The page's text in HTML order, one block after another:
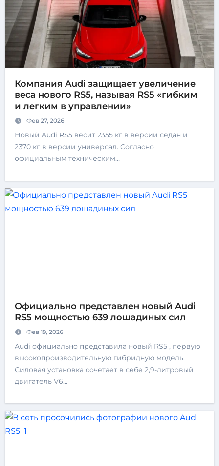
Компания Audi защищает увеличение
веса нового RS5, называя RS5 «гибким
и легким в управлении»
Фев 27, 2026
Новый Audi RS5 весит 2355 кг в версии седан и
2370 кг в версии универсал. Согласно
официальным техническим…
Официально представлен новый Audi
RS5 мощностью 639 лошадиных сил
Фев 19, 2026
Audi официально представила новый RS5 , первую
высокопроизводительную гибридную модель.
Силовая установка сочетает в себе 2,9-литровый
двигатель V6…